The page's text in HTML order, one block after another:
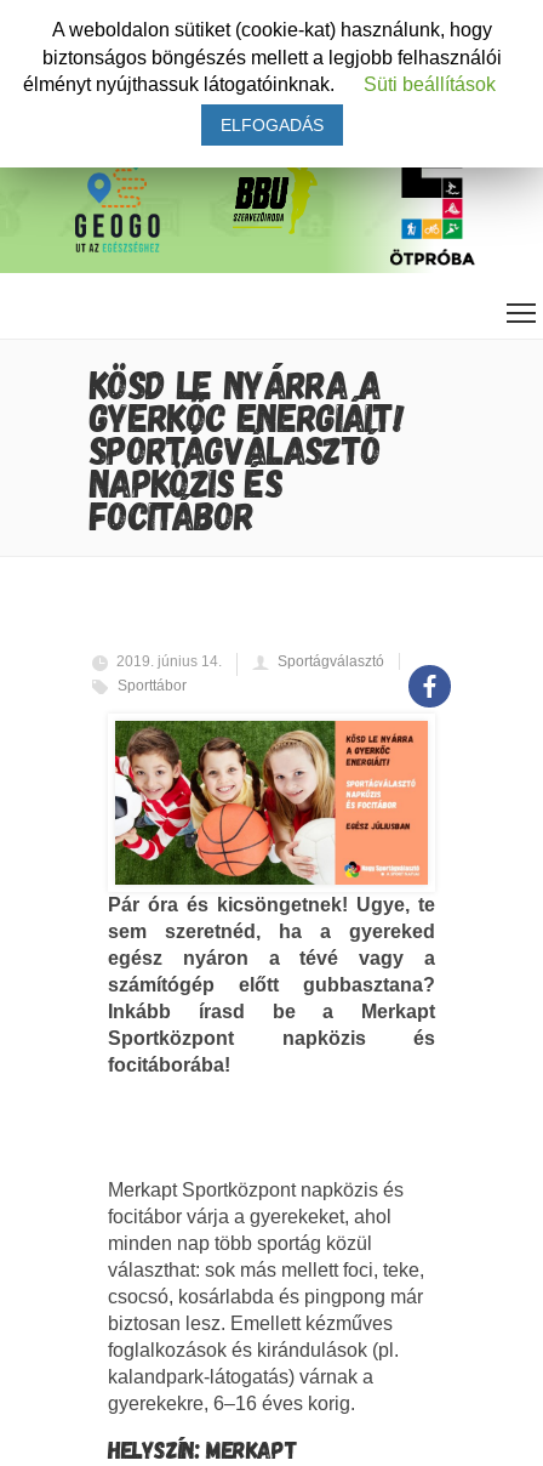
KÖSD LE NYÁRRA A
GYERKŐC ENERGIÁIT!
SPORTÁGVÁLASZTÓ
NAPKÖZIS ÉS
FOCITÁBOR
2019. június 14.
Sportágválasztó
Sporttábor
Pár óra és kicsöngetnek! Ugye, te
sem szeretnéd, ha a gyereked
egész nyáron a tévé vagy a
számítógép előtt gubbasztana?
Inkább írasd be a Merkapt
Sportközpont napközis és
focitáborába!
Merkapt Sportközpont napközis és
focitábor várja a gyerekeket, ahol
minden nap több sportág közül
választhat: sok más mellett foci, teke,
csocsó, kosárlabda és pingpong már
biztosan lesz. Emellett kézműves
foglalkozások és kirándulások (pl.
kalandpark-látogatás) várnak a
gyerekekre, 6–16 éves korig.
HELYSZÍN: MERKAPT
A weboldalon sütiket (cookie-kat) használunk, hogy
biztonságos böngészés mellett a legjobb felhasználói
élményt nyújthassuk látogatóinknak.
Süti beállítások
ELFOGADÁS